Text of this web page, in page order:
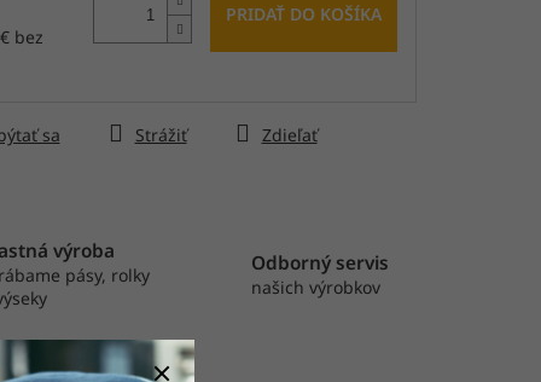
bez
PRIDAŤ DO KOŠÍKA
sa Strážiť Zdieľať
výroba
pásy, rolky
Odborný servis
našich výrobkov